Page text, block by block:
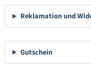
Reklamation und
Gutschein